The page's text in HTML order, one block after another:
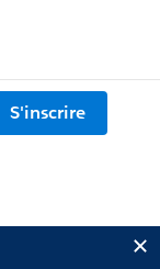
S'inscrire